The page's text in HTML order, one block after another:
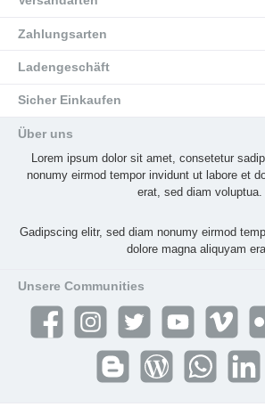
Zahlungsarten
Ladengeschäft
Sicher Einkaufen
Über uns
Lorem ipsum dolor sit amet, consetetur
nonumy eirmod tempor invidunt ut labore et
erat, sed diam voluptua.
Gadipscing elitr, sed diam nonumy eirmod
dolore magna aliquyam
Unsere Communities
Facebook Instagram Twitter YouTube Vimeo
Blogger Blog WhatsApp